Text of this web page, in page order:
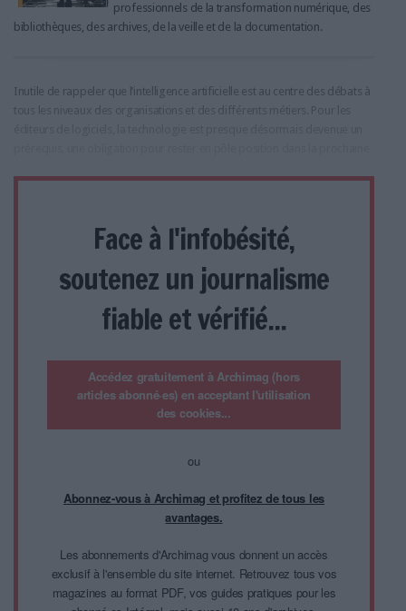
professionnels de la transformation numérique, des
bibliothèques, des archives, de la veille et de la documentation.
Inutile de rappeler que l’intelligence artificielle est au centre des débats à
tous les niveaux des organisations et des différents métiers. Pour les
Face à l'infobésité,
soutenez un journalisme
fiable et vérifié...
Accédez gratuitement à Archimag (hors
articles abonné·es) en acceptant l'utilisation
des cookies...
ou
Abonnez-vous à Archimag et profitez de tous les
avantages.
Les abonnements d'Archimag vous donnent un accès
exclusif à l'ensemble du site internet. Retrouvez tous vos
magazines au format PDF, vos guides pratiques pour les